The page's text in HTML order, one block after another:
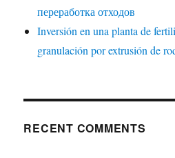
переработка отходов
Inversión en una planta de
granulación por extrusión de
RECENT COMMENTS